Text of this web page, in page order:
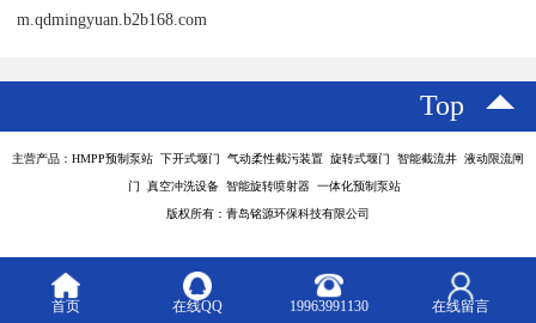
m.qdmingyuan.b2b168.com
Top
主营产品：HMPP预制泵站 下开式堰门 气动柔性截污装置 旋转式堰门 智能截流井 液动限流闸
门 真空冲洗设备 智能旋转喷射器 一体化预制泵站
版权所有：青岛铭源环保科技有限公司
首页 在线QQ 19963991130 在线留言